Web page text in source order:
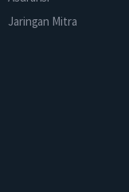
Jaringan Mitra